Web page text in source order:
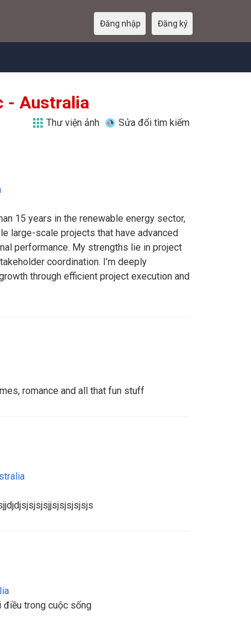
Đăng nhập Đăng ký
- Australia
Thư viện ảnh Sửa đổi tìm kiếm
15 years in the renewable energy sector,
large-scale projects that have advanced
performance. My strengths lie in project
coordination. I’m deeply
through efficient project execution and
romance and all that fun stuff
điều trong cuộc sống